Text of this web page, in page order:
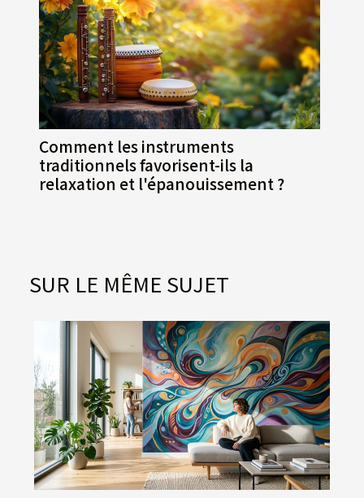
Comment les instruments
traditionnels favorisent-ils la
relaxation et l'épanouissement ?
SUR LE MÊME SUJET